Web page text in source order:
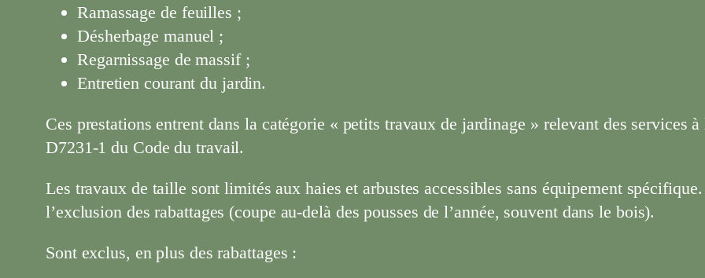
Ramassage de feuilles ;
Désherbage manuel ;
Regarnissage de massif ;
Entretien courant du jardin.
Ces prestations entrent dans la catégorie « petits travaux de jardinage » relevant des services
D7231-1 du Code du travail.
Les travaux de taille sont limités aux haies et arbustes accessibles sans équipement
l’exclusion des rabattages (coupe au-delà des pousses de l’année, souvent dans le bois).
Sont exclus, en plus des rabattages :